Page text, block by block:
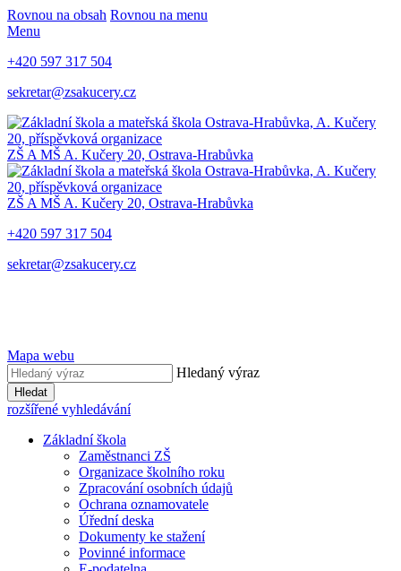
Rovnou na obsah Rovnou na menu
Menu
+420 597 317 504
sekretar@zsakucery.cz
ZŠ A MŠ A. Kučery 20, Ostrava-Hrabůvka
ZŠ A MŠ A. Kučery 20, Ostrava-Hrabůvka
+420 597 317 504
sekretar@zsakucery.cz
Mapa webu
Hledaný výraz
Hledat
rozšířené vyhledávání
Základní škola
Zaměstnanci ZŠ
Organizace školního roku
Zpracování osobních údajů
Ochrana oznamovatele
Úřední deska
Dokumenty ke stažení
Povinné informace